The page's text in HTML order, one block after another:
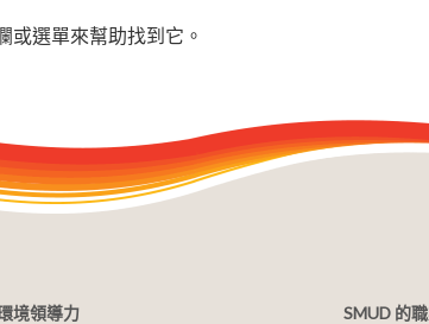
或選單來幫助找到它。
境領導力
SMUD 的